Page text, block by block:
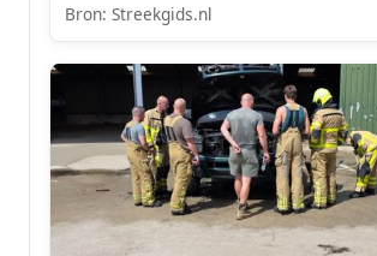
Bron: Streekgids.nl